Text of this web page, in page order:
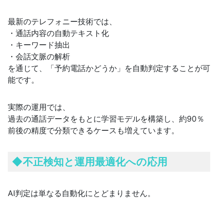
最新のテレフォニー技術では、
・通話内容の自動テキスト化
・キーワード抽出
・会話文脈の解析
を通じて、「予約電話かどうか」を自動判定することが可
能です。
実際の運用では、
過去の通話データをもとに学習モデルを構築し、約90％
前後の精度で分類できるケースも増えています。
◆不正検知と運用最適化への応用
AI判定は単なる自動化にとどまりません。